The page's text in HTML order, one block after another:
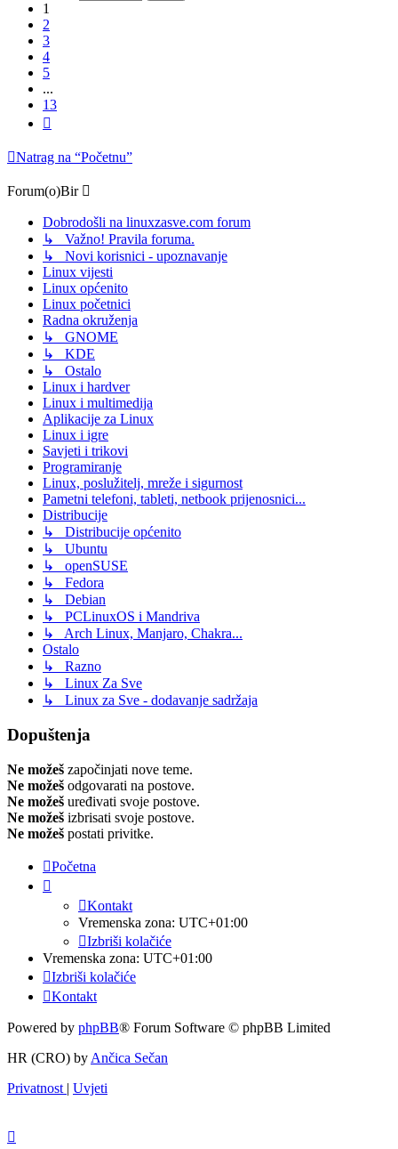
1
2
3
4
5
...
13
Natrag na “Početnu”
Forum(o)Bir
Dobrodošli na linuxzasve.com forum
↳ Važno! Pravila foruma.
↳ Novi korisnici - upoznavanje
Linux vijesti
Linux općenito
Linux početnici
Radna okruženja
↳ GNOME
↳ KDE
↳ Ostalo
Linux i hardver
Linux i multimedija
Aplikacije za Linux
Linux i igre
Savjeti i trikovi
Programiranje
Linux, poslužitelj, mreže i sigurnost
Pametni telefoni, tableti, netbook prijenosnici...
Distribucije
↳ Distribucije općenito
↳ Ubuntu
↳ openSUSE
↳ Fedora
↳ Debian
↳ PCLinuxOS i Mandriva
↳ Arch Linux, Manjaro, Chakra...
Ostalo
↳ Razno
↳ Linux Za Sve
↳ Linux za Sve - dodavanje sadržaja
Dopuštenja
Ne možeš započinjati nove teme.
Ne možeš odgovarati na postove.
Ne možeš uređivati svoje postove.
Ne možeš izbrisati svoje postove.
Ne možeš postati privitke.
Početna
Kontakt
Vremenska zona: UTC+01:00
Izbriši kolačiće
Vremenska zona: UTC+01:00
Izbriši kolačiće
Kontakt
Powered by phpBB® Forum Software © phpBB Limited
HR (CRO) by Ančica Sečan
Privatnost | Uvjeti